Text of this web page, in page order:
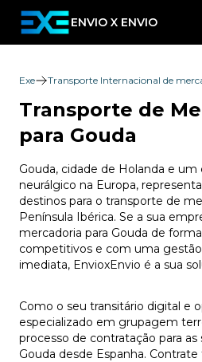
ENVIO X ENVIO
Exe Transporte Internacional de
Transporte de
para Gouda
Gouda, cidade de Holanda e
neurálgico na Europa,
destinos para o transporte de
Península Ibérica. Se a sua
mercadoria para Gouda de
competitivos e com uma
imediata, EnvioxEnvio é a sua
Como o seu transitário digital e
especializado em grupagem
processo de contratação para as
Gouda desde Espanha.